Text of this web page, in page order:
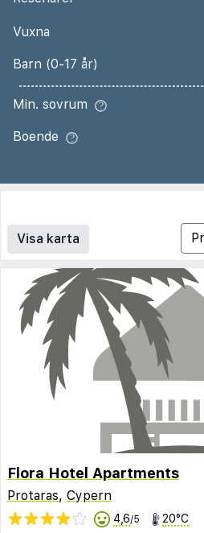
Vuxna
Barn (0-17 år)
Min. sovrum
Boende
Visa karta
Flora Hotel Apartments
Protaras, Cypern
4,6/5 20°C